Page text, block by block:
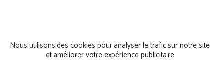
Nous utilisons des cookies pour analyser le trafic sur notre site
et améliorer votre expérience publicitaire